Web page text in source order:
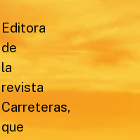
Editora
de
la
revista
Carreteras,
que